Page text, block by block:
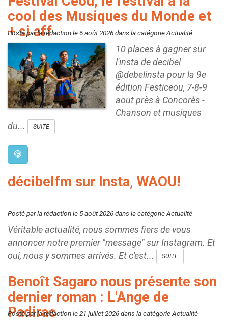
cool des Musiques du Monde et
+ si aff
Posté par la rédaction le 6 août 2026 dans la catégorie Actualité
10 places à gagner sur
l'insta de decibel
@debelinsta pour la 9e
édition Festiceou, 7-8-9
aout près à Concorès -
Chanson et musiques
du...
SUITE
décibelfm sur Insta, WAOU!
Posté par la rédaction le 5 août 2026 dans la catégorie Actualité
Véritable actualité, nous sommes fiers de vous
annoncer notre premier "message" sur Instagram. Et
oui, nous y sommes arrivés. Et c'est...
SUITE
Benoît Sagaro nous présente son
dernier roman : L'Ange de
Padirac
Posté par la rédaction le 21 juillet 2026 dans la catégorie Actualité